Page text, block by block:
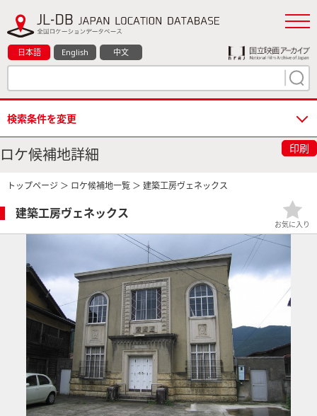
日本語 English 中文
検索条件を変更
ロケ候補地詳細 印刷
トップページ ＞ ロケ候補地一覧 ＞ 建築工房ヴェネックス
建築工房ヴェネックス
お気に入り